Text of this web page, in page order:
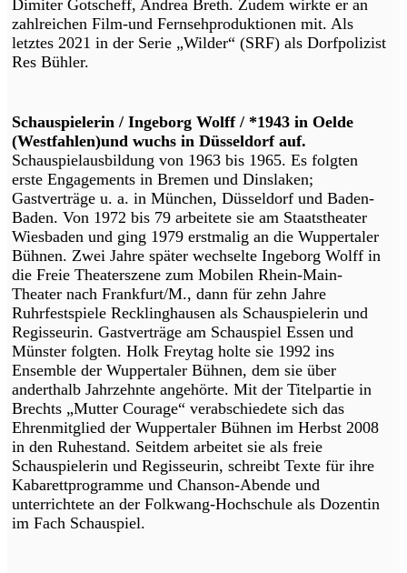
Dimiter Gotscheff, Andrea Breth. Zudem wirkte er an
zahlreichen Film-und Fernsehproduktionen mit. Als
letztes 2021 in der Serie „Wilder“ (SRF) als Dorfpolizist
Res Bühler.
Schauspielerin / Ingeborg Wolff / *1943 in Oelde
(Westfahlen)und wuchs in Düsseldorf auf.
Schauspielausbildung von 1963 bis 1965. Es folgten
erste Engagements in Bremen und Dinslaken;
Gastverträge u. a. in München, Düsseldorf und Baden-
Baden. Von 1972 bis 79 arbeitete sie am Staatstheater
Wiesbaden und ging 1979 erstmalig an die Wuppertaler
Bühnen. Zwei Jahre später wechselte Ingeborg Wolff in
die Freie Theaterszene zum Mobilen Rhein-Main-
Theater nach Frankfurt/M., dann für zehn Jahre
Ruhrfestspiele Recklinghausen als Schauspielerin und
Regisseurin. Gastverträge am Schauspiel Essen und
Münster folgten. Holk Freytag holte sie 1992 ins
Ensemble der Wuppertaler Bühnen, dem sie über
anderthalb Jahrzehnte angehörte. Mit der Titelpartie in
Brechts „Mutter Courage“ verabschiedete sich das
Ehrenmitglied der Wuppertaler Bühnen im Herbst 2008
in den Ruhestand. Seitdem arbeitet sie als freie
Schauspielerin und Regisseurin, schreibt Texte für ihre
Kabarettprogramme und Chanson-Abende und
unterrichtete an der Folkwang-Hochschule als Dozentin
im Fach Schauspiel.